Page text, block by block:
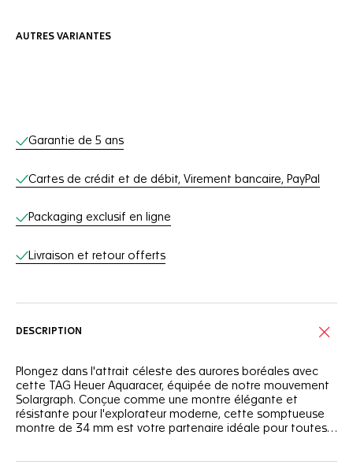
AUTRES VARIANTES
Services en ligne
Garantie de 5 ans
Cartes de crédit et de débit, Virement bancaire, PayPal
Packaging exclusif en ligne
Livraison et retour offerts
DESCRIPTION
Plongez dans l'attrait céleste des aurores boréales avec
cette TAG Heuer Aquaracer, équipée de notre mouvement
Solargraph. Conçue comme une montre élégante et
résistante pour l'explorateur moderne, cette somptueuse
montre de 34 mm est votre partenaire idéale pour toutes